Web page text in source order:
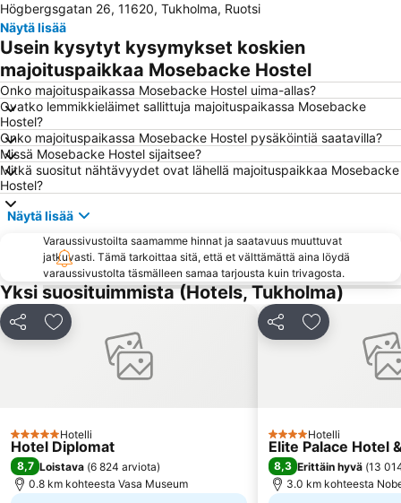
Djurgården
Vasastan
Stockholmsmassan
Airport Stockholm-Bromma
Skansen
Kungsholmen
Old Town Stockholm
Stockholm sightseeing
Gröna Lund
Stadsgårdshamnen
Hötorget
Stockholm Waterfront Congress Centre
Bromma
Sergelin tori
Älvsjö
Fotografiska
Tukholman saaristo
Stockholms Stadion
Vasa Museum
Kungsträdgården
Cirkus
Stockholm City Conference Centre
Stureplan
Junibacken
Rinkeby-Kista
Kungliga Operan
Konserthuset
Hägersten-Liljeholmen
Berzelii Park
Tegnerlunden
Jul på Skansen
Drottningholm
Högbergsgatan 26, 11620, Tukholma, Ruotsi
Näytä lisää
Usein kysytyt kysymykset koskien
majoituspaikkaa Mosebacke Hostel
Onko majoituspaikassa Mosebacke Hostel uima-allas?
Ovatko lemmikkieläimet sallittuja majoituspaikassa Mosebacke
Hostel?
Onko majoituspaikassa Mosebacke Hostel pysäköintiä saatavilla?
Missä Mosebacke Hostel sijaitsee?
Mitkä suositut nähtävyydet ovat lähellä majoituspaikkaa Mosebacke
Hostel?
Näytä lisää
Varaussivustoilta saamamme hinnat ja saatavuus muuttuvat
jatkuvasti. Tämä tarkoittaa sitä, että et välttämättä aina löydä
varaussivustolta täsmälleen samaa tarjousta kuin trivagosta.
Yksi suosituimmista (Hotels, Tukholma)
Jaa Lisää suosikkeihin
5 Tähtiluokitus
Hotelli
Hotel Diplomat
8,7 Loistava (6 824 arviota)
0.8 km kohteesta Vasa Museum
Jaa Lisää
4 Tähtiluokitus
Hotelli
Elite Palace Hotel
8,3 Erittäin hyvä (13
3.0 km kohteesta